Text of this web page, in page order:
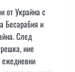
от Украйна с
Бесарабия и
След
ние
ежедневни